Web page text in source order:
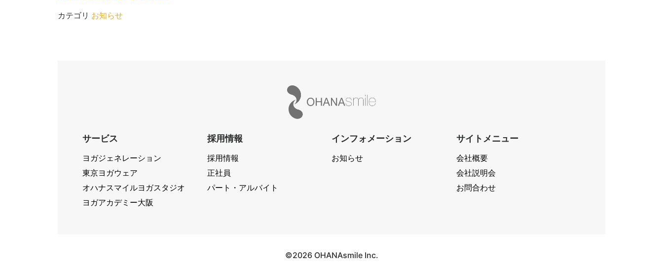
カテゴリ お知らせ
サービス
ヨガジェネレーション
東京ヨガウェア
オハナスマイルヨガスタジオ
ヨガアカデミー大阪
採用情報
採用情報
正社員
パート・アルバイト
インフォメーション
お知らせ
サイトメニュー
会社概要
会社説明会
お問合わせ
©2026 OHANAsmile Inc.